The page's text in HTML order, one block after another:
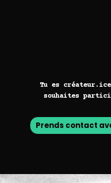
Tu es
souhaites
Prends contact